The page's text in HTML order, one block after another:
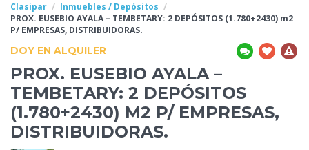
Clasipar
Inmuebles / Depósitos
PROX. EUSEBIO AYALA – TEMBETARY: 2 DEPÓSITOS (1.780+2430) m2
P/ EMPRESAS, DISTRIBUIDORAS.
DOY EN ALQUILER
PROX. EUSEBIO AYALA –
TEMBETARY: 2 DEPÓSITOS
(1.780+2430) M2 P/ EMPRESAS,
DISTRIBUIDORAS.